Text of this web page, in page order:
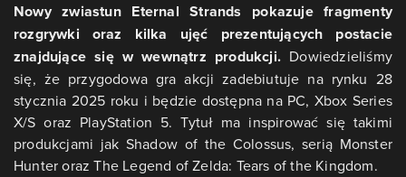
Nowy zwiastun Eternal Strands pokazuje fragmenty
rozgrywki oraz kilka ujęć prezentujących postacie
znajdujące się w wewnątrz produkcji. Dowiedzieliśmy
się, że przygodowa gra akcji zadebiutuje na rynku 28
stycznia 2025 roku i będzie dostępna na PC, Xbox Series
X/S oraz PlayStation 5. Tytuł ma inspirować się takimi
produkcjami jak Shadow of the Colossus, serią Monster
Hunter oraz The Legend of Zelda: Tears of the Kingdom.